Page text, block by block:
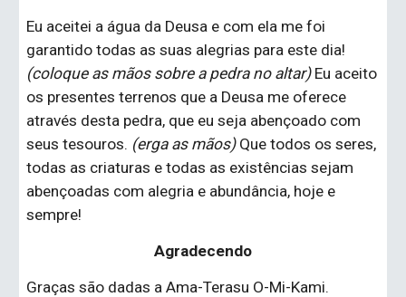
Eu aceitei a água da Deusa e com ela me foi
(coloque as mãos sobre a pedra no altar) Eu aceito
os presentes terrenos que a Deusa me oferece
através desta pedra, que eu seja abençoado com
seus tesouros. (erga as mãos) Que todos os seres,
todas as criaturas e todas as existências sejam
abençoadas com alegria e abundância, hoje e
sempre!
Agradecendo
Graças são dadas a Ama-Terasu O-Mi-Kami.